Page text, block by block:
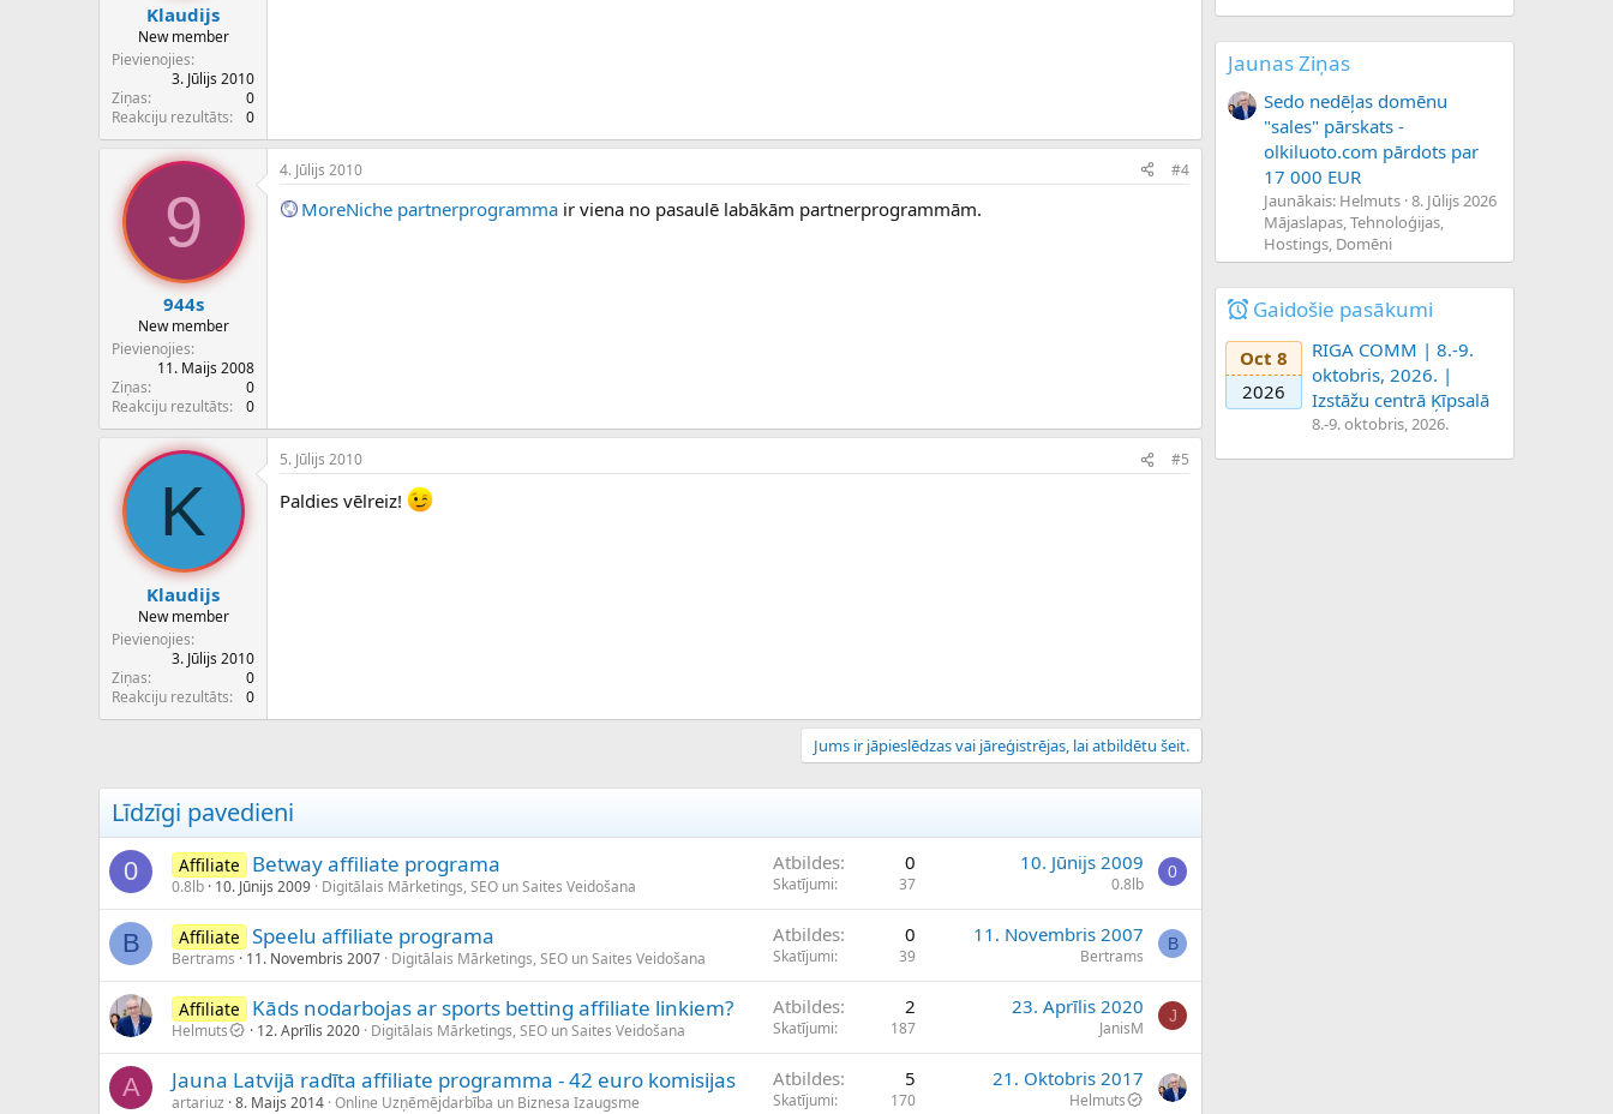
Klaudijs
New member
Pievienojies
3. Jūlijs 2010
Ziņas
0
Reakciju rezultāts
0
9
944s
New member
Pievienojies
11. Maijs 2008
Ziņas
0
Reakciju rezultāts
0
4. Jūlijs 2010 #4
MoreNiche partnerprogramma ir viena no pasaulē labākām partnerprogrammām.
K
Klaudijs
New member
Pievienojies
3. Jūlijs 2010
Ziņas
0
Reakciju rezultāts
0
5. Jūlijs 2010 #5
Paldies vēlreiz!
Jums ir jāpieslēdzas vai jāreģistrējas, lai atbildētu šeit.
Līdzīgi pavedieni
0 Affiliate Betway affiliate programa
0.8lb 10. Jūnijs 2009 Digitālais Mārketings, SEO un Saites Veidošana
Atbildes 0
Skatījumi 37
10. Jūnijs 2009
0.8lb
0
B Affiliate Speelu affiliate programa
Bertrams 11. Novembris 2007 Digitālais Mārketings, SEO un Saites Veidošana
Atbildes 0
Skatījumi 39
11. Novembris 2007
Bertrams
B
Affiliate Kāds nodarbojas ar sports betting affiliate linkiem?
Helmuts 12. Aprīlis 2020 Digitālais Mārketings, SEO un Saites Veidošana
Atbildes 2
Skatījumi 187
23. Aprīlis 2020
JanisM
J
A Jauna Latvijā radīta affiliate programma - 42 euro komisijas
artariuz 8. Maijs 2014 Online Uzņēmējdarbība un Biznesa Izaugsme
Atbildes 5
Skatījumi 170
21. Oktobris 2017
Helmuts
Jaunas Ziņas
Sedo nedēļas domēnu
"sales" pārskats -
olkiluoto.com pārdots par
17 000 EUR
Jaunākais: Helmuts 8. Jūlijs 2026
Mājaslapas, Tehnoloģijas,
Hostings, Domēni
Gaidošie pasākumi
Oct 8
2026
RIGA COMM | 8.-9.
oktobris, 2026. |
Izstāžu centrā Ķīpsalā
8.-9. oktobris, 2026.